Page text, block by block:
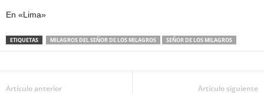
En «Lima»
ETIQUETAS MILAGROS DEL SEÑOR DE LOS MILAGROS SEÑOR DE LOS MILAGROS
Artículo anterior Artículo siguiente